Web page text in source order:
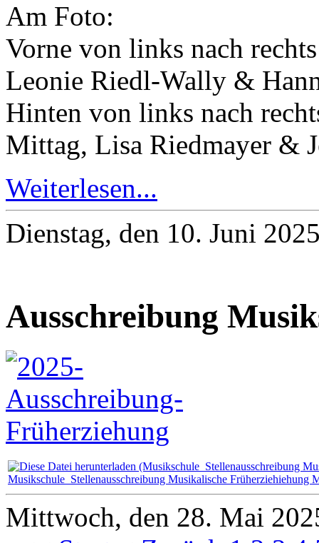
Am Foto:
Vorne von links nach
Leonie Riedl-Wally &
Hinten von links nach
Mittag, Lisa Riedmayer &
Weiterlesen...
Dienstag, den 10. Juni
Ausschreibung
Musikschule_Stellenausschreibung Musikalische Früherziehiehung
Mittwoch, den 28. Mai